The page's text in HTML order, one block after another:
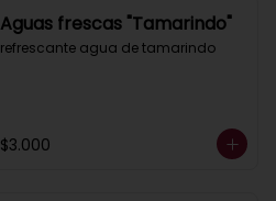
Aguas frescas "Tamarindo"
refrescante agua de tamarindo
$3.000